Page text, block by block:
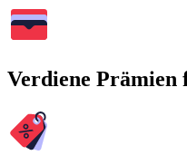
Verdiene Prämien